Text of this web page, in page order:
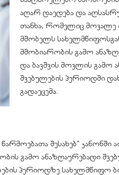
აღარ დაედება და
თანხა, რომელიც
მშობელს
მშობიარობის გამო
და ბავშვის მოვლის გამო
შვებულების პერიოდში
გადაეცემა.
შესახებ“ კანონში
გამო ანაზღაურებადი
პერიოდზე სახელმწიფო